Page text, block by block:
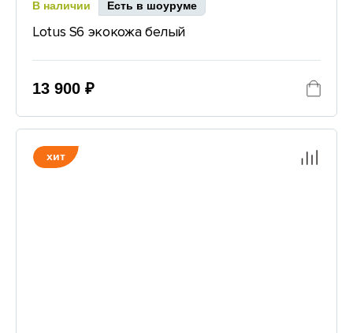
В наличии Есть в шоуруме
Lotus S6 экокожа белый
13 900 ₽
хит